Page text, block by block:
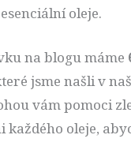
oleje.
na blogu máme
jsme našli v
vám pomoci
oleje,